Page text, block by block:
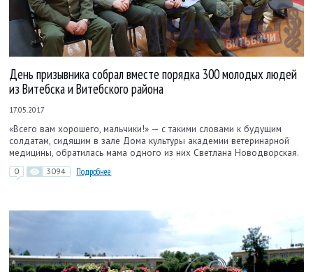
День призывника собрал вместе порядка 300 молодых людей
из Витебска и Витебского района
17.05.2017
«Всего вам хорошего, мальчики!» — с такими словами к будущим
солдатам, сидящим в зале Дома культуры академии ветеринарной
медицины, обратилась мама одного из них Светлана Новодворская.
0 3094 Подробнее